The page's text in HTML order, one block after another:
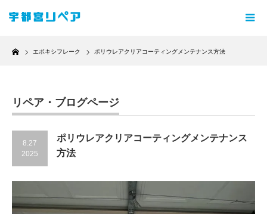
Home
エポキシフレーク ポリウレアクリアコーティングメンテナンス方法
リペア・ブログページ
8.27
2025
ポリウレアクリアコーティングメンテナンス
方法